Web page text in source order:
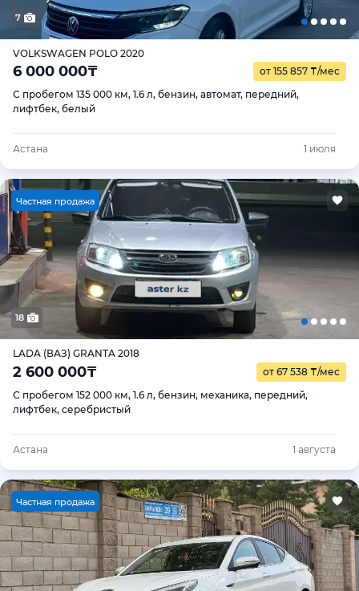
7
VOLKSWAGEN POLO 2020
6 000 000₸ от 155 857 ₸/мес
С пробегом 135 000 км, 1.6 л, бензин, автомат, передний,
лифтбек, белый
Астана 1 июля
Частная продажа
18
LADA (ВАЗ) GRANTA 2018
2 600 000₸ от 67 538 ₸/мес
С пробегом 152 000 км, 1.6 л, бензин, механика, передний,
лифтбек, серебристый
Астана 1 августа
Частная продажа